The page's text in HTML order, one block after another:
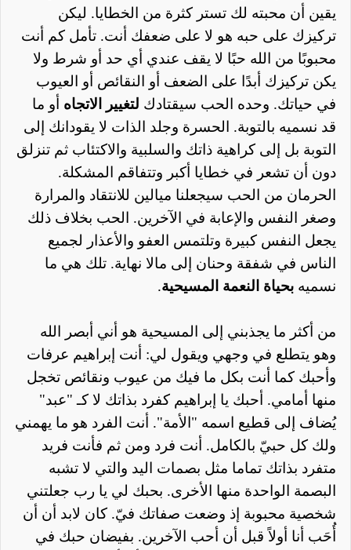
يقين أن محبته لك تستر كثرة من الخطايا. ليكن
تركيزك على حبه هو لا على ضعفك أنت. تأمل كم أنت
محبوبًا من الله حبًا لا يقف عندي أي حد أو شرط ولا
يكن تركيزك أبدًا على الضعف أو النقائص أو العيوب
في حياتك. وحده الحب سيقتادك لتغيير الاتجاه أو ما
قد نسميه بالتوبة. الحسرة وجلد الذات لا يقودانك إلى
التوبة بل إلى كراهية ذاتك والسلبية والاكتئاب ثم تنزلق
دون أن تشعر في خطايا أكبر وتتفاقم المشكلة.
الحرمان من الحب سيجعلنا ميالين للانتقاد والمرارة
وصغر النفس والإعابة في الآخرين. الحب بخلاف ذلك
يجعل النفس كبيرة وتلتمس العفو والأعذار لجميع
الناس في شفقة وحنان إلى مالا نهاية. تلك هي ما
نسميه بحياة النعمة المسيحية.
من أكثر ما يجذبني إلى المسيحية هو أني أبصر الله
وهو يتطلع في وجهي ويقول لي: أنت إبراهيم عرفات
وأحبك كما أنت بكل ما فيك من عيوب ونقائص تخجل
منها أمامي. أحبك يا إبراهيم كفرد بذاتك لا كـ "عبد"
يُضاف إلى قطيع اسمه "الأمة". أنت الفرد هو ما يهمني
ولك كل حبيّ بالكامل. أنت فرد ومن ثم فأنت فريد
متفرد بذاتك تماما مثل بصمات اليد والتي لا تشبه
البصمة الواحدة منها الأخرى. بحبك لي يا رب جعلتني
شخصية محبوبة إذ وضعت صفاتك فيّ. كان لابد أن أن
أُحَب أنا أولاً قبل أن أحب الآخرين. بفيضان حبك في